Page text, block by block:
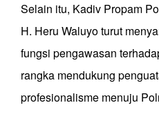
Selain itu, Kadiv Propam
H. Heru Waluyo turut
fungsi pengawasan
rangka mendukung
profesionalisme menuju